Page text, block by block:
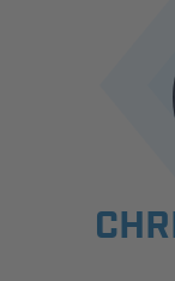
ERGEBNISSE &
SPIELBETRIEB
AUSBILDUNG &